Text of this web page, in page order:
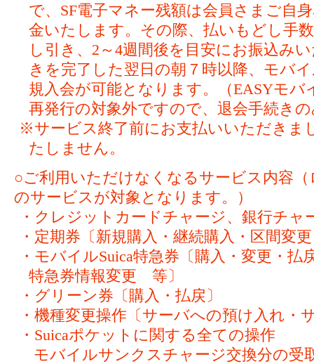
で、SF電子マネー残額は会員さまご自
金いたします。その際、払いもどし手
し引き、2～4週間後を目安にお振込み
きを完了した翌日の朝７時以降、モバ
規入会が可能となります。（EASYモバ
再発行の対象外ですので、退会手続き
※サービス終了前にお支払いいただきま
たしません。
○ご利用いただけなくなるサービス内容
のサービスが対象となります。）
・クレジットカードチャージ、銀行チャ
・定期券〔新規購入・継続購入・区間変
・モバイルSuica特急券〔購入・変更・払
特急券情報変更 等〕
・グリーン券〔購入・払戻〕
・機種変更操作〔サーバへの預け入れ・
・Suicaポケットに関する全ての操作
モバイルサンクスチャージ交換分の受